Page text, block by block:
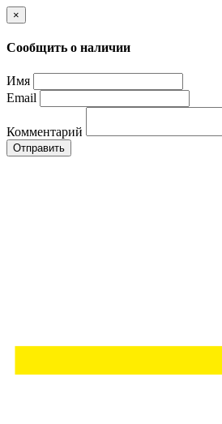
×
Сообщить о наличии
Имя
Email
Комментарий
Отправить